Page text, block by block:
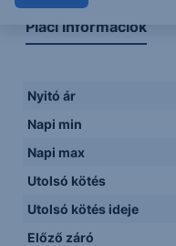
Piaci információk
Nyitó ár
Napi min
Napi max
Utolsó kötés
Utolsó kötés ideje
Előző záró